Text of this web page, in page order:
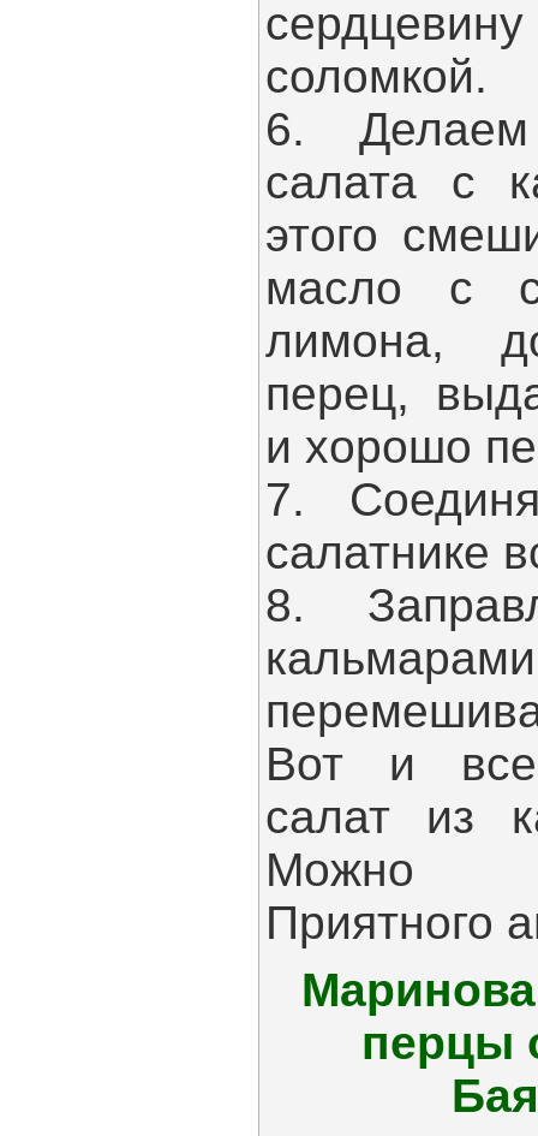
соломкой.
6.
салата с
этого
масло с
лимона,
перец,
и хорошо
7.
салатнике
8.
Вот и
салат из
Можно
Приятного
перцы